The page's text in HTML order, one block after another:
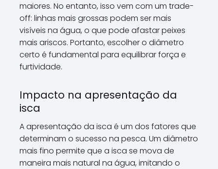
maiores. No entanto, isso vem com um trade-
off: linhas mais grossas podem ser mais
visíveis na água, o que pode afastar peixes
mais ariscos. Portanto, escolher o diâmetro
certo é fundamental para equilibrar força e
furtividade.
Impacto na apresentação da
isca
A apresentação da isca é um dos fatores que
determinam o sucesso na pesca. Um diâmetro
mais fino permite que a isca se mova de
maneira mais natural na água, imitando o